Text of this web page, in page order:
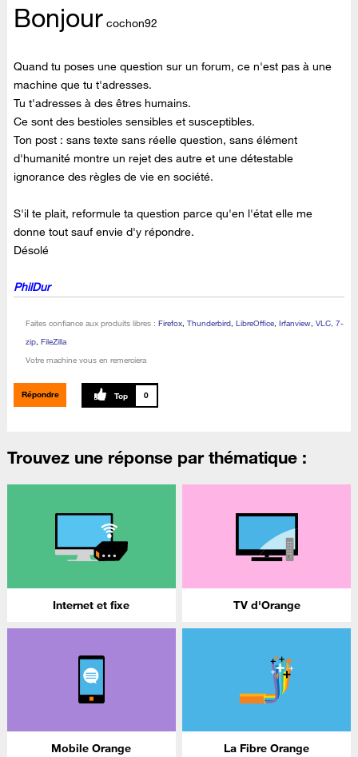
Bonjour cochon92
Quand tu poses une question sur un forum, ce n'est pas à une
machine que tu t'adresses.
Tu t'adresses à des êtres humains.
Ce sont des bestioles sensibles et susceptibles.
Ton post : sans texte sans réelle question, sans élément
d'humanité montre un rejet des autre et une détestable
ignorance des règles de vie en société.
S'il te plait, reformule ta question parce qu'en l'état elle me
donne tout sauf envie d'y répondre.
Désolé
PhilDur
Faites confiance aux produits libres : Firefox,Thunderbird,LibreOffice,Irfanview,VLC, 7-
zip,FileZilla
Votre machine vous en remerciera
Répondre 0
Trouvez une réponse par thématique :
Internet et fixe TV d'Orange
Mobile Orange La Fibre Orange